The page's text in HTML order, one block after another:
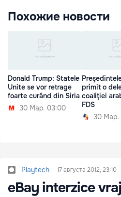
Похожие новости
Donald Trump: Statele
Unite se vor retrage
foarte curând din Siria
30 Мар. 03:00
primit o
coaliţiei
FDS
30 Мар.
Playtech 17 августа 2012, 23:10
eBay interzice